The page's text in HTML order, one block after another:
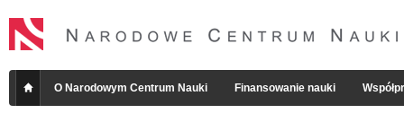
O Narodowym Centrum Nauki Finansowanie nauki